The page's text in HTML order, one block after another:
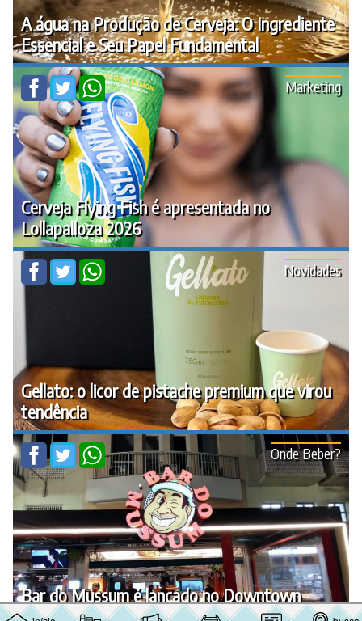
A água na Produção de Cerveja: O Ingrediente
Essencial e Seu Papel Fundamental
Cerveja Flying Fish é apresentada no
Lollapalloza 2026
Marketing
Gellato: o licor de pistache premium que virou
tendência
Novidades
Bar do Mussum é lançado no Downtown
Onde Beber?